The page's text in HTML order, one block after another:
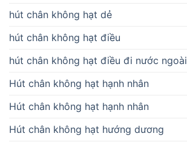
hút chân không hạt dẻ
hút chân không hạt điều
hút chân không hạt điều đi nước ngoài
Hút chân không hạt hạnh nhân
Hút chân không hạt hạnh nhân
Hút chân không hạt hướng dương